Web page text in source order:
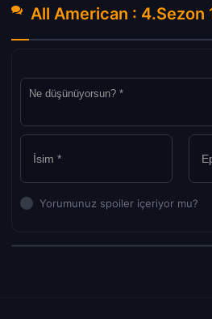
Yorumunuz spoiler içeriyor mu?